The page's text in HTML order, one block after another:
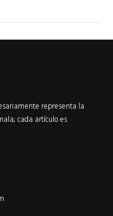
representa la
cada artículo es